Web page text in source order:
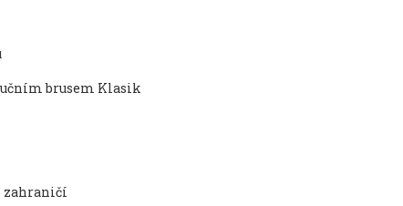
brusem Klasik
zahraničí